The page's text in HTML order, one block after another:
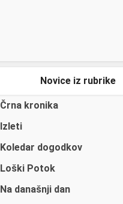
Novice iz rubrike
Črna kronika
Izleti
Koledar dogodkov
Loški Potok
Na današnji dan